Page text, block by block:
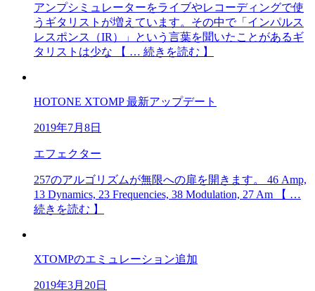
アンプシミュレーターをライブやレコーディングで使
うギタリストが増えています。その中で「インパルス
レスポンス（IR）」という言葉を聞いたことがあるギ
タリストは少な 【 … 続きを読む 】
HOTONE XTOMP 最新アップデート
2019年7月8日
エフェクター
257のアルゴリズムが無限への扉を開きます。 46 Amp,
13 Dynamics, 23 Frequencies, 38 Modulation, 27 Am 【 …
続きを読む 】
XTOMPのエミュレーション追加
2019年3月20日